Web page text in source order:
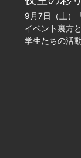
9月7日（土）
イベント裏方
学生たちの活